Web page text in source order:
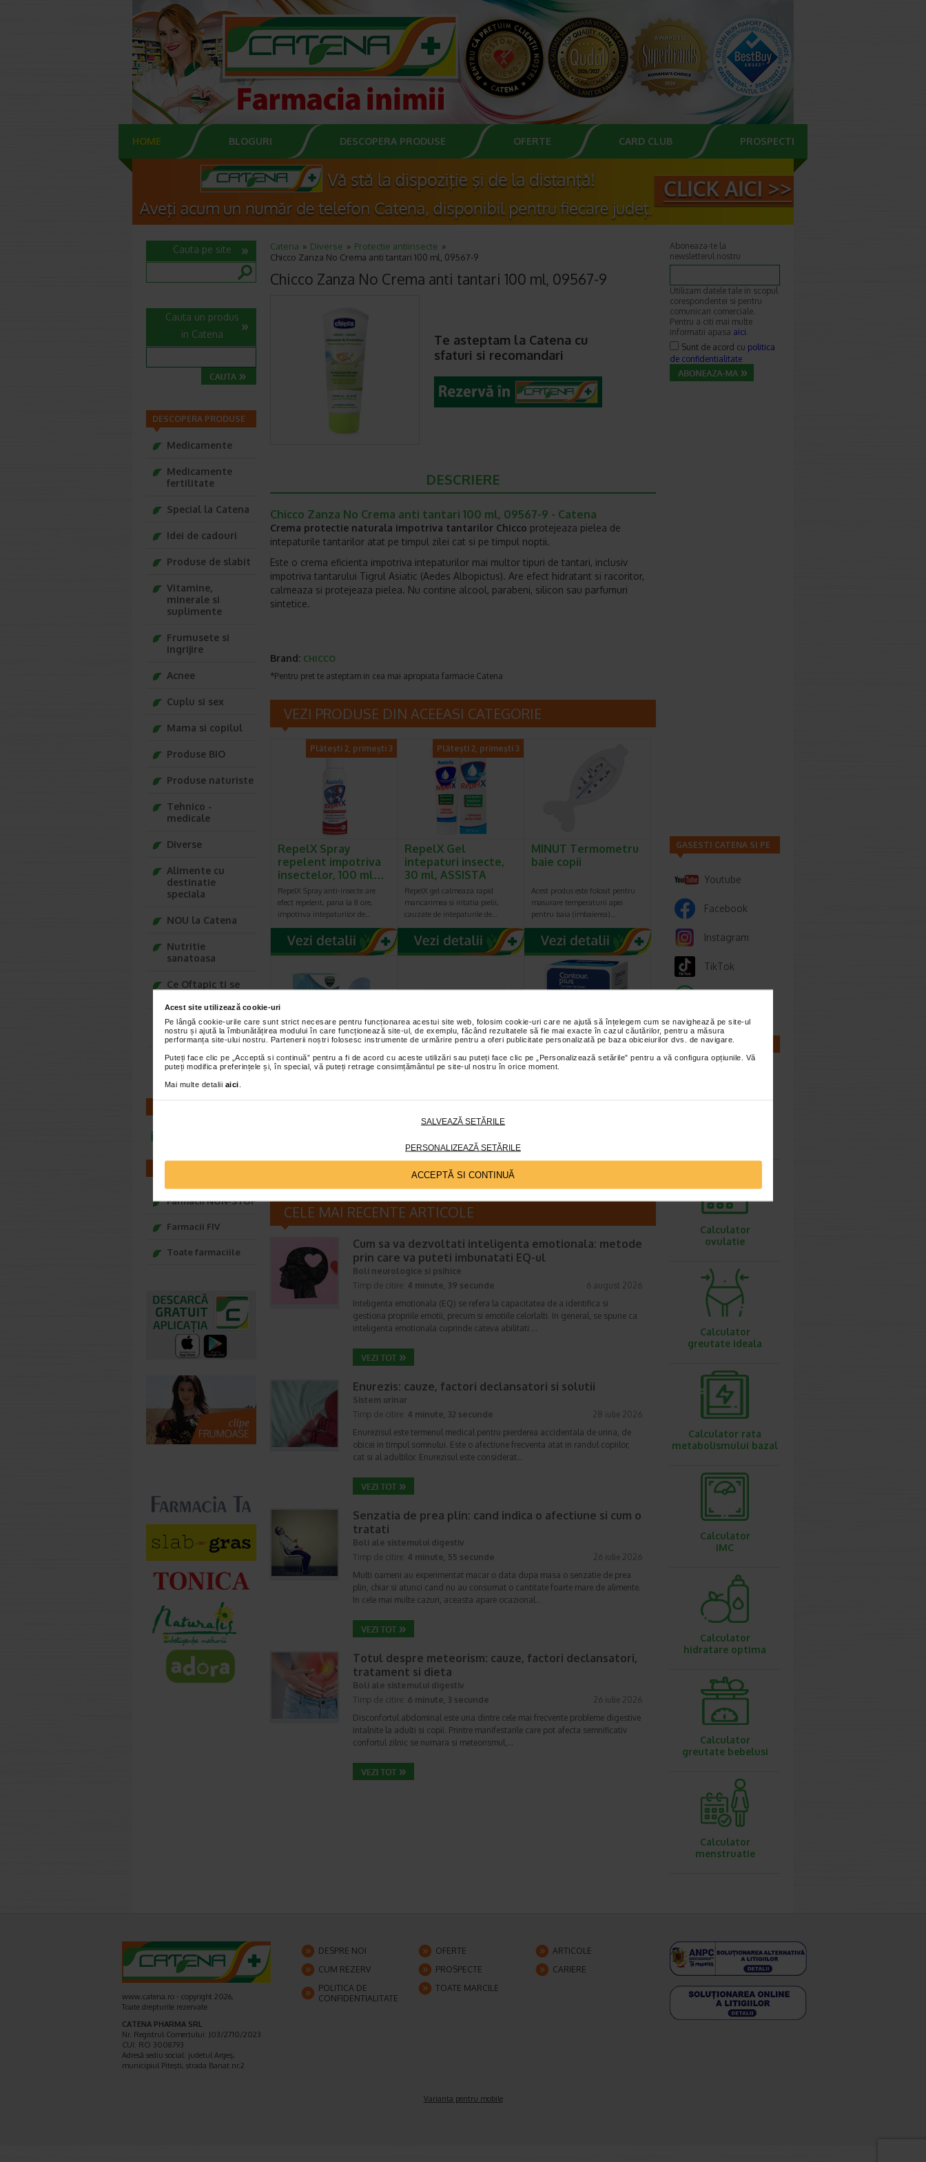
Acest site utilizează cookie-uri
Pe lângă cookie-urile care sunt strict necesare pentru funcționarea acestui site web, folosim cookie-uri care ne ajută să înțelegem cum se navighează pe site-ul
nostru și ajută la îmbunătățirea modului în care funcționează site-ul, de exemplu, făcând rezultatele să fie mai exacte în cazul căutărilor, pentru a măsura
performanța site-ului nostru. Partenerii noștri folosesc instrumente de urmărire pentru a oferi publicitate personalizată pe baza obiceiurilor dvs. de navigare.
Puteți face clic pe „Acceptă si continuă” pentru a fi de acord cu aceste utilizări sau puteți face clic pe „Personalizează setările” pentru a vă configura opțiunile. Vă
puteți modifica preferințele și, în special, vă puteți retrage consimțământul pe site-ul nostru în orice moment.
Mai multe detalii aici
SALVEAZĂ SETĂRILE
PERSONALIZEAZĂ SETĂRILE
ACCEPTĂ SI CONTINUĂ
HOME BLOGURI DESCOPERA PRODUSE OFERTE CARD CLUB PROSPECTE
Catena Diverse
Protectie antiinsecte
Chicco Zanza No Crema anti tantari 100 ml, 09567-9
Chicco Zanza No Crema anti tantari 100 ml, 09567-9
Te asteptam la Catena cu
sfaturi si recomandari
DESCRIERE
Chicco Zanza No Crema anti tantari 100 ml, 09567-9 - Catena
Crema protectie naturala impotriva tantarilor Chicco protejeaza pielea de
intepaturile tantarilor atat pe timpul zilei cat si pe timpul noptii.
Este o crema eficienta impotriva intepaturilor mai multor tipuri de tantari, inclusiv
impotriva tantarului Tigrul Asiatic (Aedes Albopictus). Are efect hidratant si racoritor,
calmeaza si protejeaza pielea. Nu contine alcool, parabeni, silicon sau parfumuri
sintetice.
Brand: CHICCO
*Pentru pret te asteptam in cea mai apropiata farmacie Catena
VEZI PRODUSE DIN ACEEASI CATEGORIE
Plătești 2, primești 3
RepelX Spray
repelent impotriva
insectelor, 100 ml…
RepelX Spray anti-insecte are
efect repelent, pana la 8 ore,
impotriva intepaturilor de…
Plătești 2, primești 3
RepelX Gel
intepaturi insecte,
30 ml, ASSISTA
RepelX gel calmeaza rapid
mancarimea si iritatia pielii,
cauzate de intepaturile de…
MINUT Termometru
baie copii
Acest produs este folosit pentru
masurare temperaturii apei
pentru baia (imbaierea)…
Vicks Inhalator
Ozempic 0.5 mg, 3
care contine substanta activa
Bandelete testare
CELE MAI RECENTE ARTICOLE
Cum sa va dezvoltati inteligenta emotionala: metode
prin care va puteti imbunatati EQ-ul
Boli neurologice si psihice
Timp de citire: 4 minute, 39 secunde
6 august 2026
Inteligenta emotionala (EQ) se refera la capacitatea de a identifica si
gestiona propriile emotii, precum si emotiile celorlalti. In general, se spune ca
inteligenta emotionala cuprinde cateva abilitati:…
Enurezis: cauze, factori declansatori si solutii
Sistem urinar
Timp de citire: 4 minute, 32 secunde
28 iulie 2026
Enurezisul este termenul medical pentru pierderea accidentala de urina, de
obicei in timpul somnului. Este o afectiune frecventa atat in randul copiilor,
cat si al adultilor. Enurezisul este considerat…
Senzatia de prea plin: cand indica o afectiune si cum o
tratati
Boli ale sistemului digestiv
Timp de citire: 4 minute, 55 secunde
26 iulie 2026
Multi oameni au experimentat macar o data dupa masa o senzatie de prea
plin, chiar si atunci cand nu au consumat o cantitate foarte mare de alimente.
In cele mai multe cazuri, aceasta apare ocazional…
Totul despre meteorism: cauze, factori declansatori,
tratament si dieta
Boli ale sistemului digestiv
Timp de citire: 6 minute, 3 secunde
26 iulie 2026
Disconfortul abdominal este una dintre cele mai frecvente probleme digestive
intalnite la adulti si copii. Printre manifestarile care pot afecta semnificativ
confortul zilnic se numara si meteorismul,…
Cauta pe site
Cauta un produs
in Catena
DESCOPERA PRODUSE
Medicamente
Medicamente
fertilitate
Special la Catena
Idei de cadouri
Produse de slabit
Vitamine,
minerale si
suplimente
Frumusete si
ingrijire
Acnee
Cuplu si sex
Mama si copilul
Produse BIO
Produse naturiste
Tehnico -
medicale
Diverse
Alimente cu
destinatie
speciala
NOU la Catena
Nutritie
sanatoasa
Ce Oftapic ti se
Adora – Adorabili
din prima clipa
Seturi cadou
Baylis&Harding
Farmacii NON-STOP
Farmacii FIV
Toate farmaciile
Aboneaza-te la
newsletterul nostru
Utilizam datele tale in scopul
corespondentei si pentru
comunicari comerciale.
Pentru a citi mai multe
informatii apasa aici.
Sunt de acord cu politica
de confidentialitate
GASESTI CATENA SI PE
Youtube
Facebook
Instagram
TikTok
CALCULATOARE
Calculator
ovulatie
Calculator
greutate ideala
Calculator rata
metabolismului bazal
Calculator
IMC
Calculator
hidratare optima
Calculator
greutate bebelusi
Calculator
menstruatie
www.catena.ro - copyright 2026,
Toate drepturile rezervate
CATENA PHARMA SRL
Nr. Registrul Comerţului: J03/2710/2023
CUI: RO 3008793
Adresă sediu social: judetul Argeş,
municipiul Piteşti, strada Banat nr.2
DESPRE NOI OFERTE
ARTICOLE
CUM REZERV
PROSPECTE
CARIERE
POLITICA DE
CONFIDENTIALITATE
TOATE MARCILE
Varianta pentru mobile